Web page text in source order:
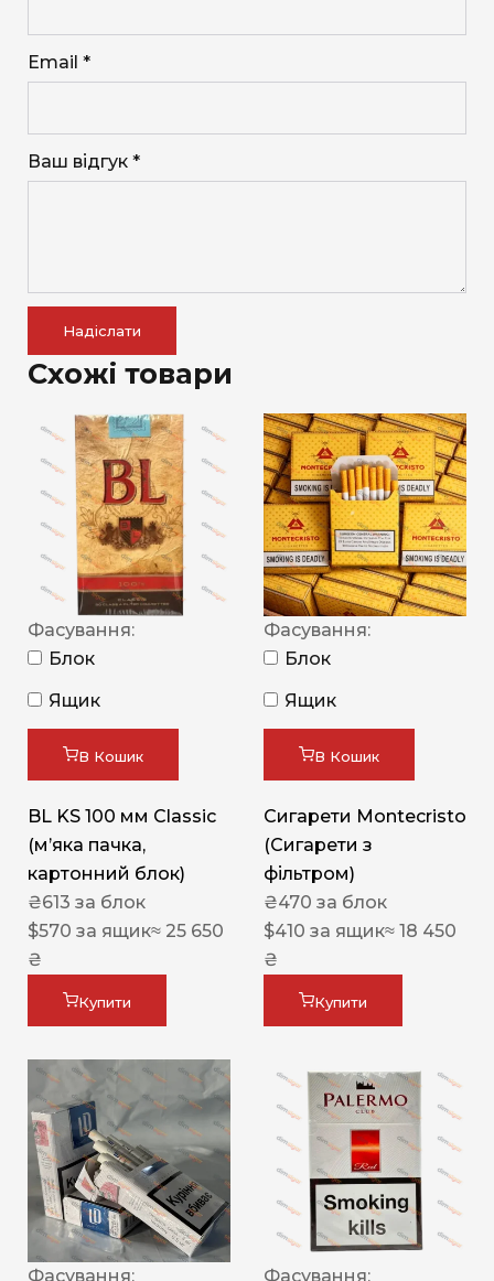
Email *
Ваш відгук *
Надіслати
Схожі товари
Фасування:
Блок
Ящик
В Кошик
BL KS 100 мм Classic
(м’яка пачка,
картонний блок)
₴613 за блок
$570 за ящик≈ 25 650
₴
Купити
Фасування:
Блок
Ящик
В Кошик
Сигарети Montecristo
(Сигарети з
фільтром)
₴470 за блок
$410 за ящик≈ 18 450
₴
Купити
Фасування:
Фасування: